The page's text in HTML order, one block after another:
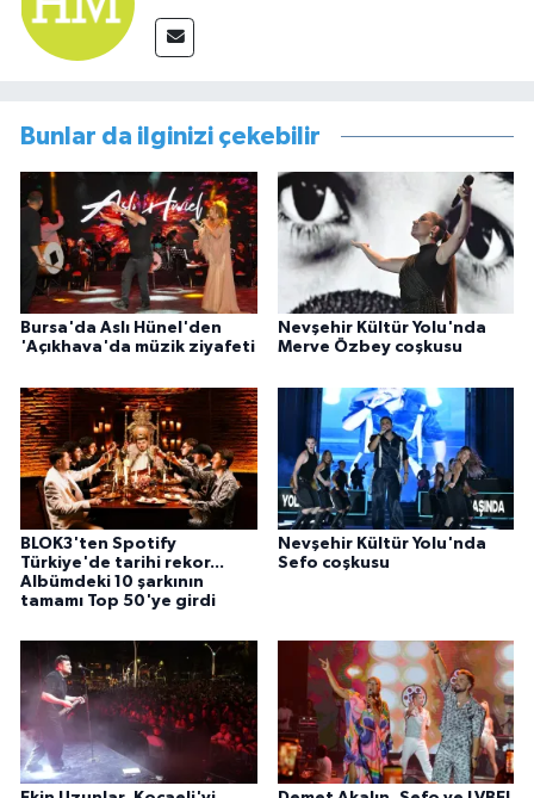
Bunlar da ilginizi çekebilir
Bursa'da Aslı Hünel'den
'Açıkhava'da müzik ziyafeti
Nevşehir Kültür Yolu'nda
Merve Özbey coşkusu
BLOK3'ten Spotify
Türkiye'de tarihi rekor...
Albümdeki 10 şarkının
tamamı Top 50'ye girdi
Nevşehir Kültür Yolu'nda
Sefo coşkusu